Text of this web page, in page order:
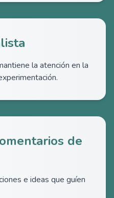
la atención en la
de
e ideas que guíen